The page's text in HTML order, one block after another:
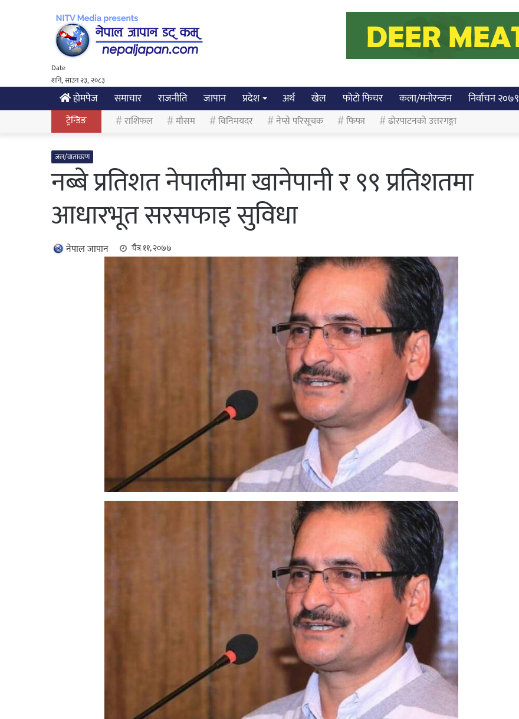
Date
शनि, साउन २३, २०८३
होमपेज समाचार राजनीति जापान प्रदेश अर्थ खेल फोटो फिचर कला/मनोरन्जन निर्वाचन २०७९
ट्रेन्डिङ राशिफल मौसम विनिमयदर नेप्से परिसूचक फिफा ढोरपाटनको उत्तरगङ्गा
जल/वातावरण
नब्बे प्रतिशत नेपालीमा खानेपानी र ९९ प्रतिशतमा
आधारभूत सरसफाइ सुविधा
नेपाल जापान चैत्र ११, २०७७